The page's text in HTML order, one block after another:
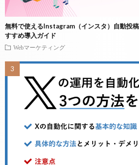
無料で使えるInstagram（インスタ）自動投
すすめ導入ガイド
Webマーケティング